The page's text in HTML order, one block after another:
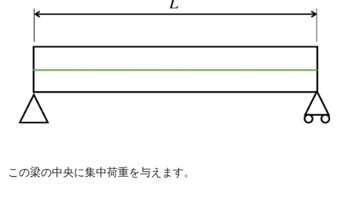
この梁の中央に集中荷重を与えます。